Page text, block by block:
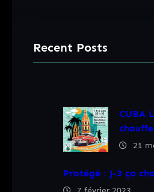
Recent Posts
CUBA
21
Protégé : J-3 ça